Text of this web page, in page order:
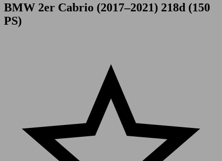
BMW 2er Cabrio (2017–2021) 218d (150
PS)